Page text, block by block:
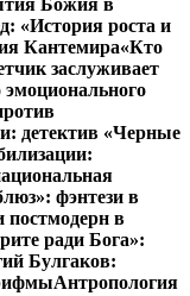
Божия в
«История роста и
Кантемира«Кто
заслуживает
детектив «Черные
фэнтези в
постмодерн в
ради Бога»:
Булгаков:
Антропология